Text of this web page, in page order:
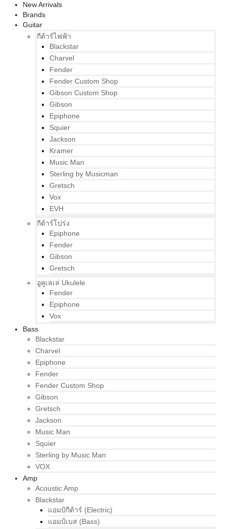
New Arrivals
Brands
Guitar
กีต้าร์ไฟฟ้า
Blackstar
Charvel
Fender
Fender Custom Shop
Gibson Custom Shop
Gibson
Epiphone
Squier
Jackson
Kramer
Music Man
Sterling by Musicman
Gretsch
Vox
EVH
กีต้าร์โปร่ง
Epiphone
Fender
Gibson
Gretsch
อูคูเลเล่ Ukulele
Fender
Epiphone
Vox
Bass
Blackstar
Charvel
Epiphone
Fender
Fender Custom Shop
Gibson
Gretsch
Jackson
Music Man
Squier
Sterling by Music Man
VOX
Amp
Acoustic Amp
Blackstar
แอมป์กีต้าร์ (Electric)
แอมป์เบส (Bass)